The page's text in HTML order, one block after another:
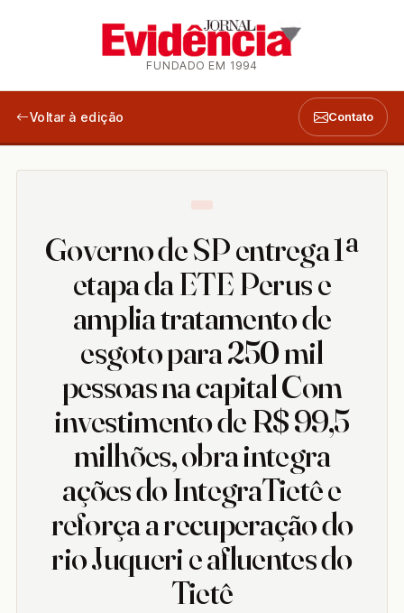
FUNDADO EM 1994
Voltar à edição Contato
Governo de SP entrega 1ª
etapa da ETE Perus e
amplia tratamento de
esgoto para 250 mil
pessoas na capital Com
investimento de R$ 99,5
milhões, obra integra
ações do IntegraTietê e
reforça a recuperação do
rio Juqueri e afluentes do
Tietê